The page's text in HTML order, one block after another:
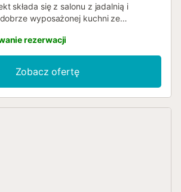
składa się z salonu z jadalnią i
wyposażonej kuchni ze
Dodatkowe udogodnienia obejmują Wi-
kominek, telewizję satelitarną,
łóżeczko dziecięce i krzesełko do
zewnętrznej znajduje się prywatny
na góry, prysznic zewnętrzny oraz
rezerwacji
Zobacz ofertę